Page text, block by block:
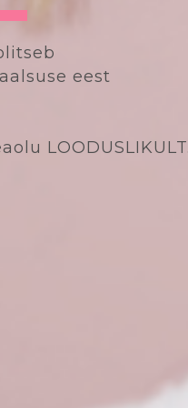
eest